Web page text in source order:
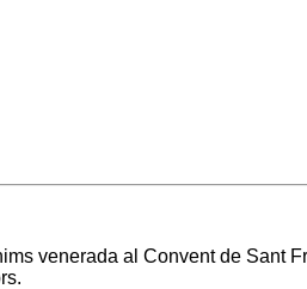
venerada al Convent de Sant